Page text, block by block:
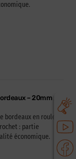
– 20mm x
en rouleau
: partie
économique.